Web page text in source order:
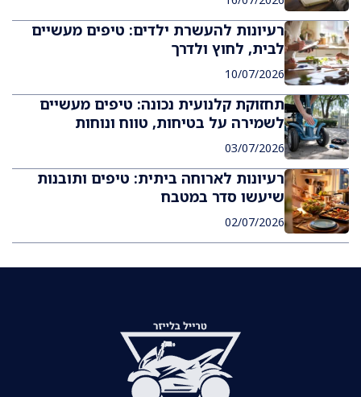
רעיונות להעשרת ילדים: טיפים מעשיים
לבית, לחוץ ולדרך
10/07/2026
תחזוקת קלנועית נכונה: טיפים מעשיים
לשמירה על בטיחות, טווח ונוחות
03/07/2026
רעיונות לארוחה ביתית: טיפים ותובנות
שיעשו סדר במטבח
02/07/2026